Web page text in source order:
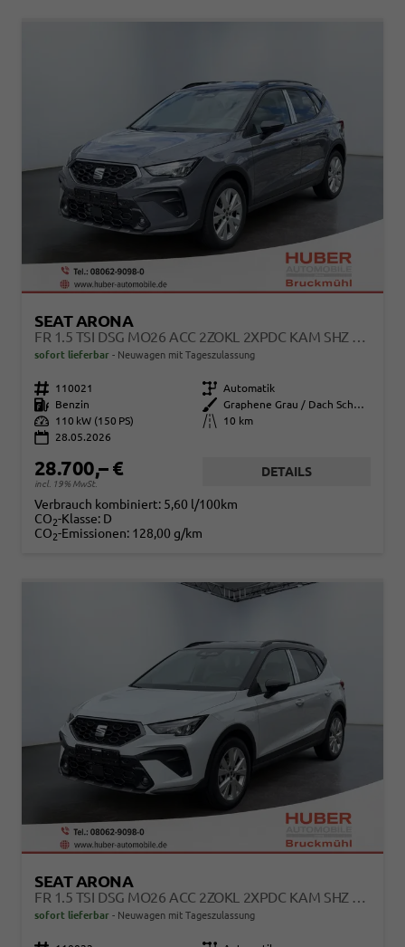
SEAT ARONA
FR 1.5 TSI DSG MO26 ACC 2ZOKL 2XPDC KAM SHZ FULL LINK
sofort lieferbar Neuwagen mit Tageszulassung
Fahrzeugnr. 110021 Getriebe Automatik
Kraftstoff
Benzin Außenfarbe
Graphene Grau / Dach Schwarz
Leistung
110 kW (150 PS) Kilometerstand
10 km
28.05.2026
28.700,– €
incl. 19% MwSt.
DETAILS
Verbrauch kombiniert: 5,60 l/100km
CO2-Klasse: D
CO2-Emissionen: 128,00 g/km
SEAT ARONA
FR 1.5 TSI DSG MO26 ACC 2ZOKL 2XPDC KAM SHZ FULL LINK
sofort lieferbar Neuwagen mit Tageszulassung